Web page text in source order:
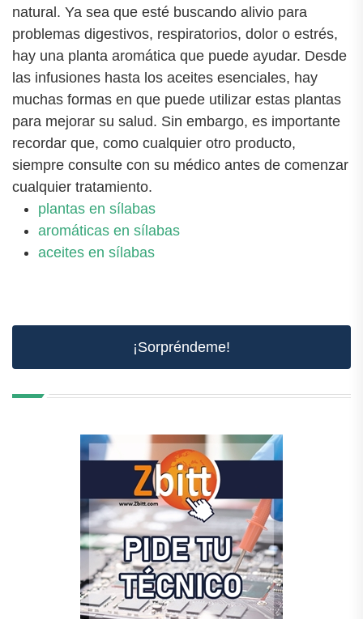
natural. Ya sea que esté buscando alivio para
problemas digestivos, respiratorios, dolor o estrés,
hay una planta aromática que puede ayudar. Desde
las infusiones hasta los aceites esenciales, hay
muchas formas en que puede utilizar estas plantas
para mejorar su salud. Sin embargo, es importante
recordar que, como cualquier otro producto,
siempre consulte con su médico antes de comenzar
cualquier tratamiento.
plantas en sílabas
aromáticas en sílabas
aceites en sílabas
¡Sorpréndeme!